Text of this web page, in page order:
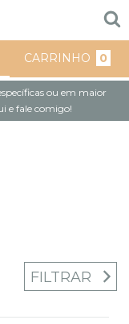
CARRINHO 0
ou em maior
e fale comigo!
FILTRAR